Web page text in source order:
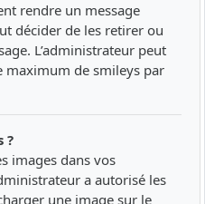
rendre un message
décider de les retirer ou
L’administrateur peut
de smileys par
?
images dans vos
a autorisé les
une image sur le